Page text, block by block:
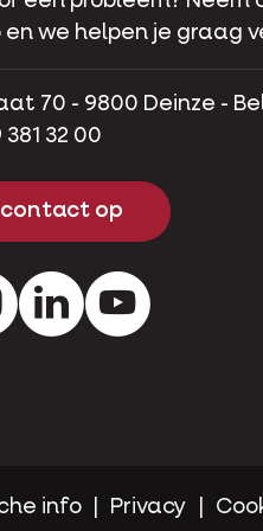
en we helpen je graag
70 - 9800 Deinze -
32 00
contact op
InstagramLinkedInYoutube
info Privacy